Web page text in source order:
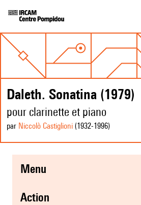
Daleth. Sonatina (1979)
pour clarinette et piano
par Niccolò Castiglioni (1932-1996)
menu
action